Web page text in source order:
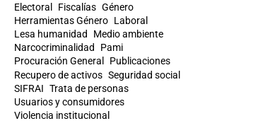
Electoral
Fiscalías Género
Herramientas Género Laboral
Lesa humanidad
Medio ambiente
Narcocriminalidad
Pami
Procuración General
Publicaciones
Recupero de activos Seguridad social
SIFRAI Trata de personas
Usuarios y consumidores
Violencia institucional